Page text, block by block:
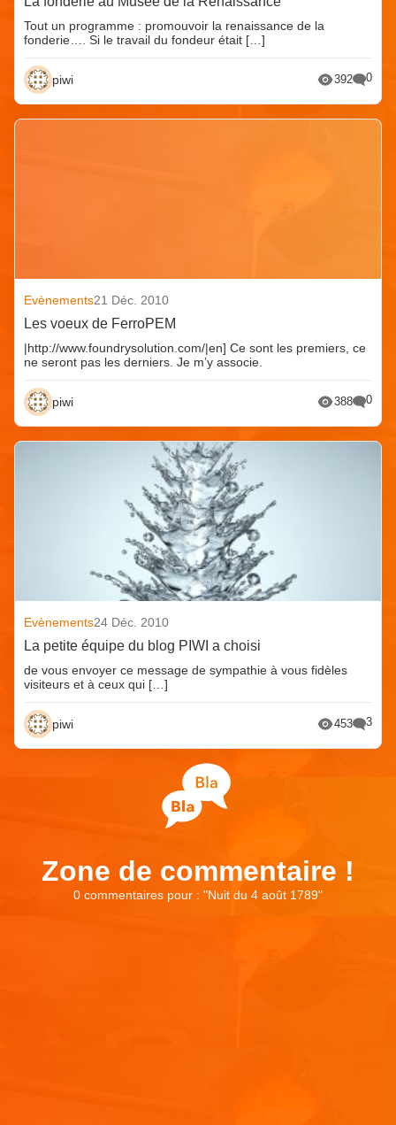
Tout un programme : promouvoir la renaissance de la
fonderie…. Si le travail du fondeur était […]
piwi 392 0
Evènements21 Déc. 2010
Les voeux de FerroPEM
|http://www.foundrysolution.com/|en] Ce sont les premiers, ce
ne seront pas les derniers. Je m’y associe.
piwi 388 0
Evènements24 Déc. 2010
La petite équipe du blog PIWI a choisi
de vous envoyer ce message de sympathie à vous fidèles
visiteurs et à ceux qui […]
piwi 453 3
Zone de commentaire !
0 commentaires pour : "Nuit du 4 août 1789"